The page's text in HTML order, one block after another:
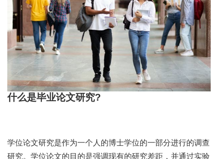
什么是毕业论文研究?
学位论文研究是作为一个人的博士学位的一部分进行的调查
研究。学位论文的目的是强调现有的研究差距，并通过实验